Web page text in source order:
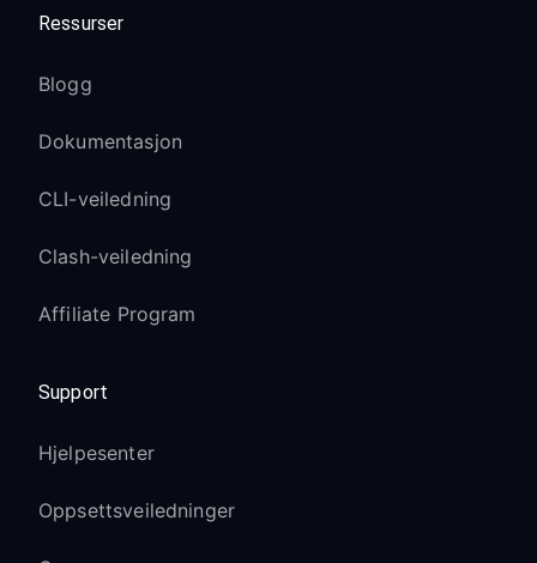
Ressurser
Blogg
Dokumentasjon
CLI-veiledning
Clash-veiledning
Affiliate Program
Support
Hjelpesenter
Oppsettsveiledninger